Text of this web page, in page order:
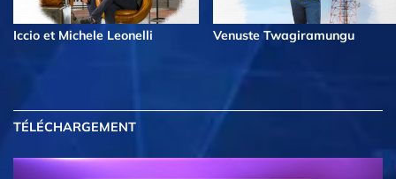
Iccio et Michele Leonelli Venuste Twagiramungu
TÉLÉCHARGEMENT